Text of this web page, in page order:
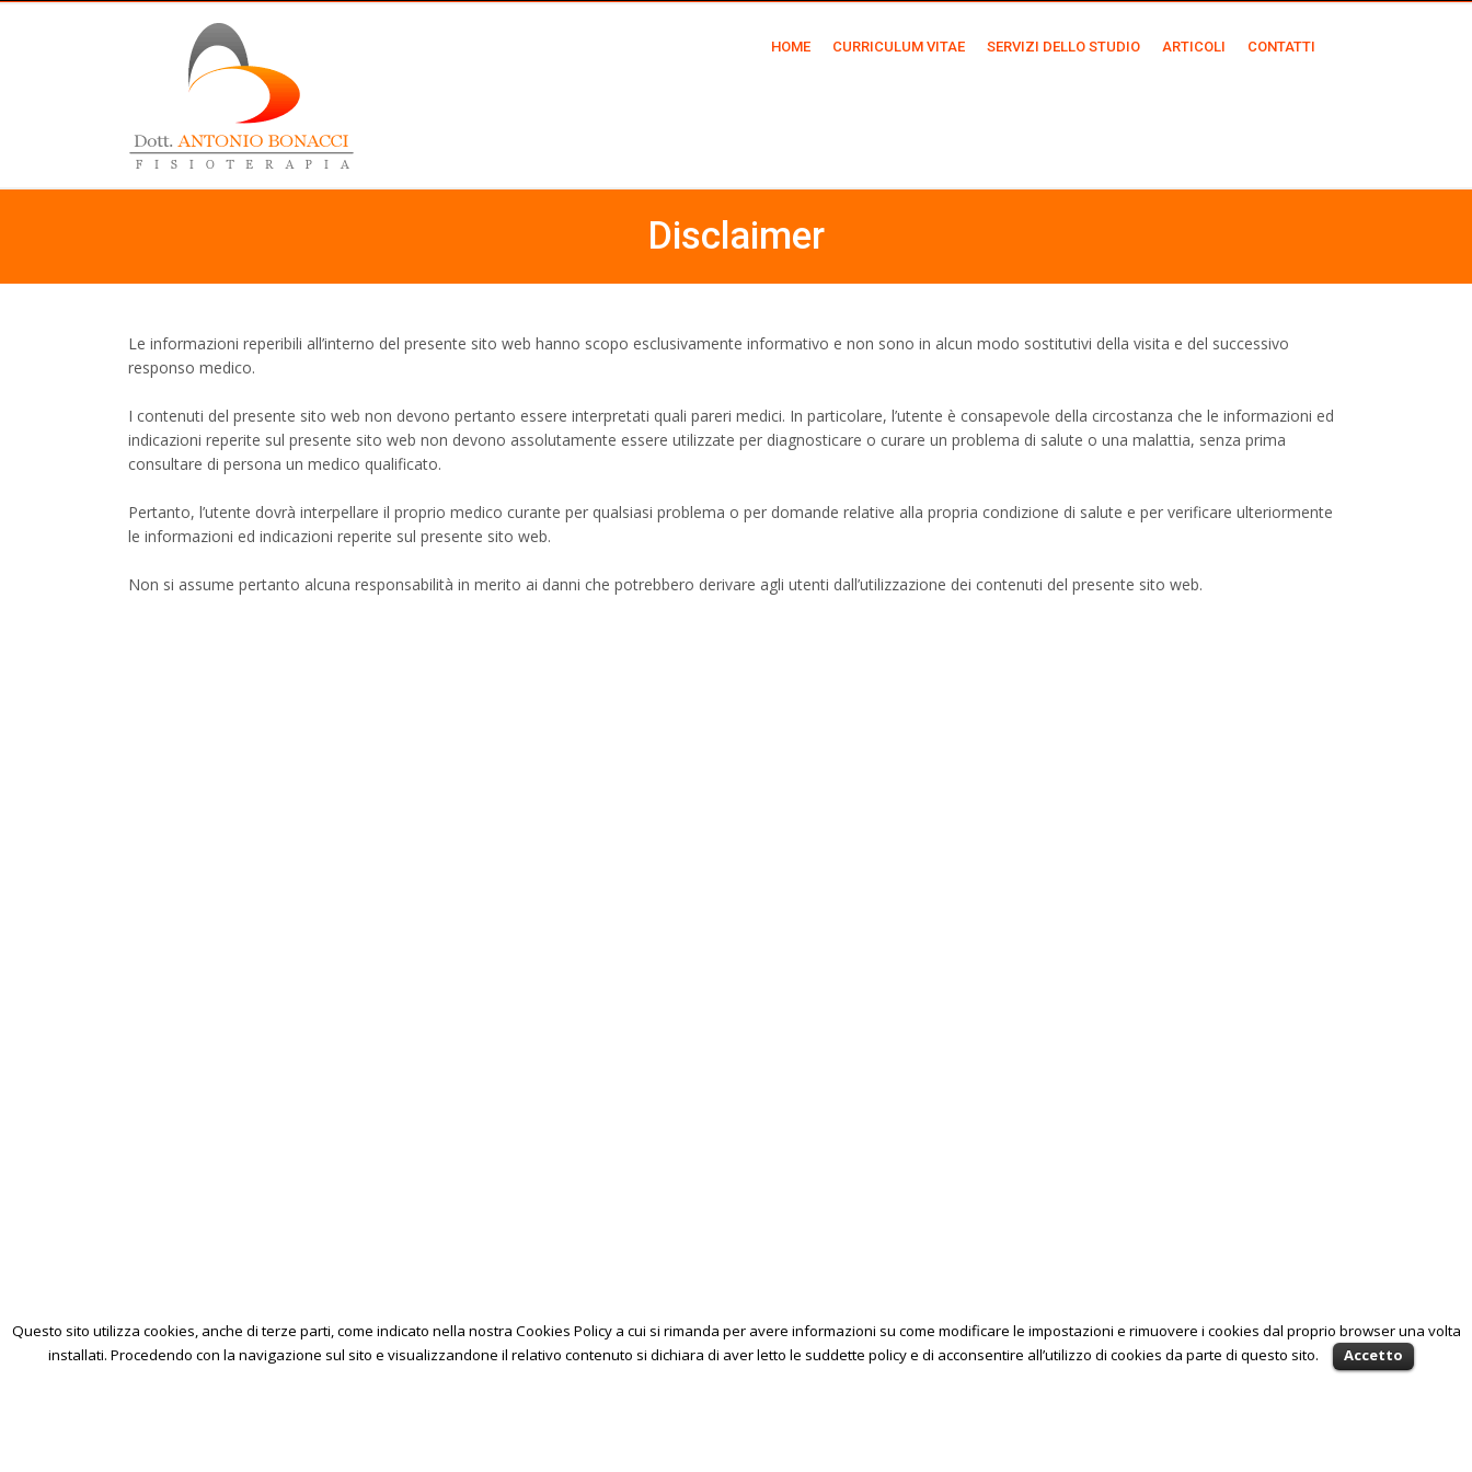
HOME CURRICULUM VITAE SERVIZI DELLO STUDIO ARTICOLI CONTATTI
Disclaimer
Le informazioni reperibili all’interno del presente sito web hanno scopo esclusivamente informativo e non sono in alcun modo sostitutivi della visita e del successivo
responso medico.
I contenuti del presente sito web non devono pertanto essere interpretati quali pareri medici. In particolare, l’utente è consapevole della circostanza che le informazioni ed
indicazioni reperite sul presente sito web non devono assolutamente essere utilizzate per diagnosticare o curare un problema di salute o una malattia, senza prima
consultare di persona un medico qualificato.
Pertanto, l’utente dovrà interpellare il proprio medico curante per qualsiasi problema o per domande relative alla propria condizione di salute e per verificare ulteriormente
le informazioni ed indicazioni reperite sul presente sito web.
Non si assume pertanto alcuna responsabilità in merito ai danni che potrebbero derivare agli utenti dall’utilizzazione dei contenuti del presente sito web.
Questo sito utilizza cookies, anche di terze parti, come indicato nella nostra Cookies Policy a cui si rimanda per avere informazioni su come modificare le impostazioni e rimuovere i cookies dal proprio browser una volta
installati. Procedendo con la navigazione sul sito e visualizzandone il relativo contenuto si dichiara di aver letto le suddette policy e di acconsentire all’utilizzo di cookies da parte di questo sito.
Accetto